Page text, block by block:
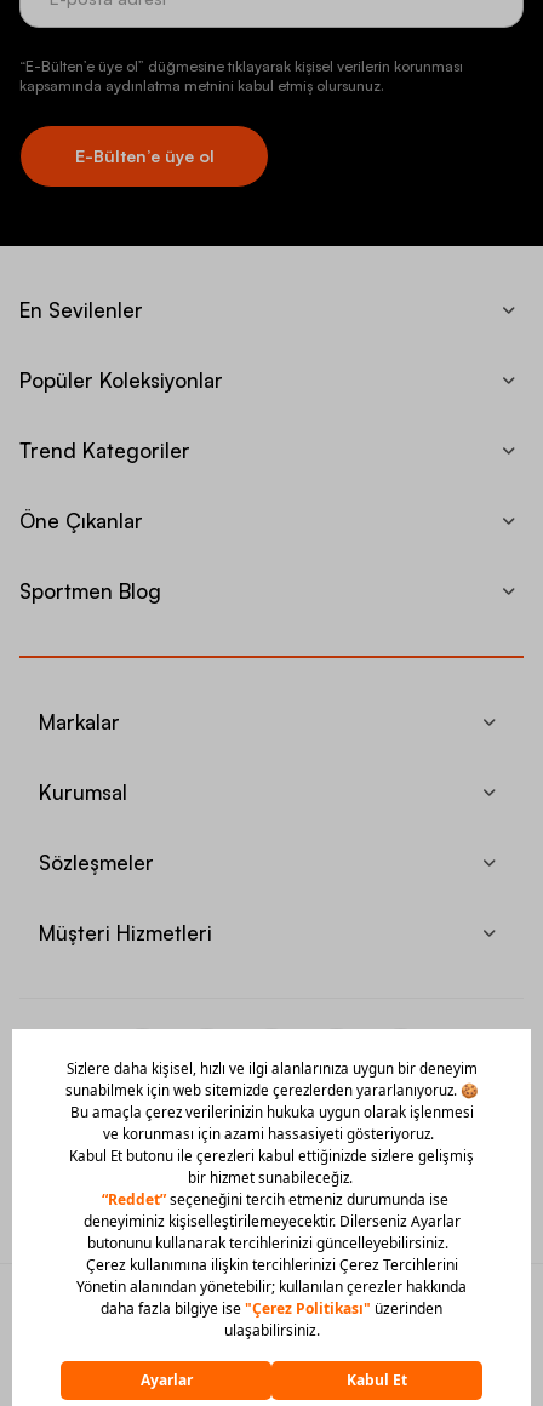
“E-Bülten’e üye ol” düğmesine tıklayarak kişisel verilerin korunması
kapsamında aydınlatma metnini kabul etmiş olursunuz.
E-Bülten’e üye ol
En Sevilenler
Popüler Koleksiyonlar
Trend Kategoriler
Öne Çıkanlar
Sportmen Blog
Markalar
Kurumsal
Sözleşmeler
Müşteri Hizmetleri
Mobil Uygulamamızı Hemen İndir!
© 2026 Barcin Tüm Hakları Saklıdır